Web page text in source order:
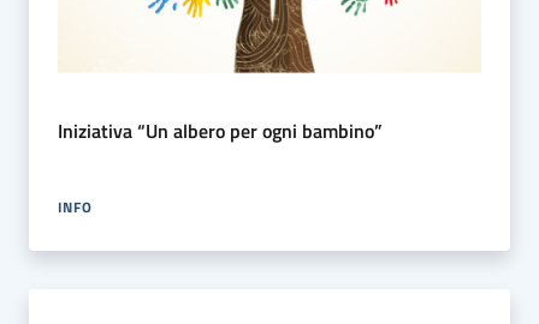
Iniziativa “Un albero per ogni bambino”
INFO